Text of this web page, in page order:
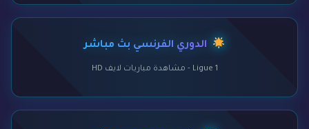
الدوري الفرنسي بث مباشر
Ligue 1 - مشاهدة مباريات لايف HD